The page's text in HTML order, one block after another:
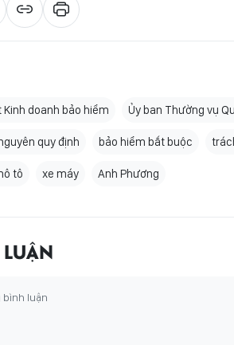
Kinh doanh bảo hiểm Ủy ban Thường vụ
quy định bảo hiểm bắt buộc
tô xe máy Anh Phương